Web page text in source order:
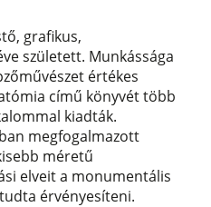
grafikus,
született. Munkássága
értékes
című könyvét több
kiadták.
megfogalmazott
méretű
elveit a monumentális
érvényesíteni.